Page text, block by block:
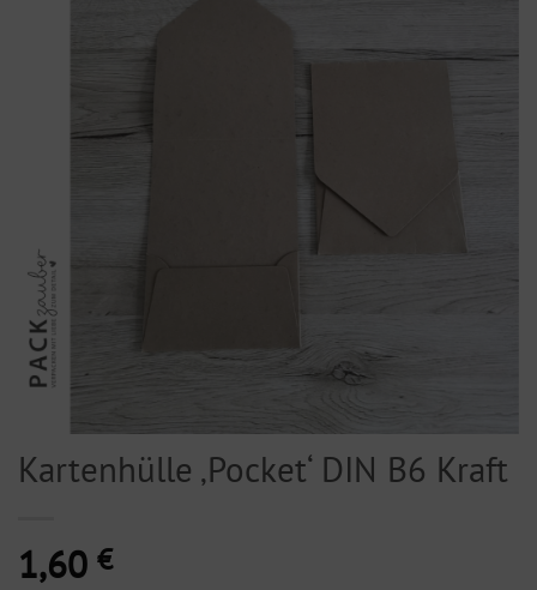
Kartenhülle ‚Pocket‘ DIN B6 Kraft
1,60 €